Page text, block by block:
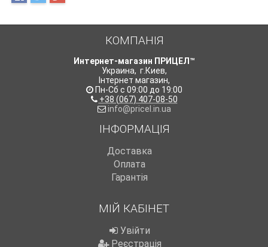
КОМПАНІЯ
Интернет-магазин ПРИЦЕЛ™
Украина, г.Киев,
Інтернет магазин,
Пн-Сб с 09:00 до 19:00
+38 (067) 407-08-50
info@pricel.in.ua
ІНФОРМАЦІЯ
Доставка
Оплата
Гарантія
МІЙ КАБІНЕТ
Увійти
Реєстрація